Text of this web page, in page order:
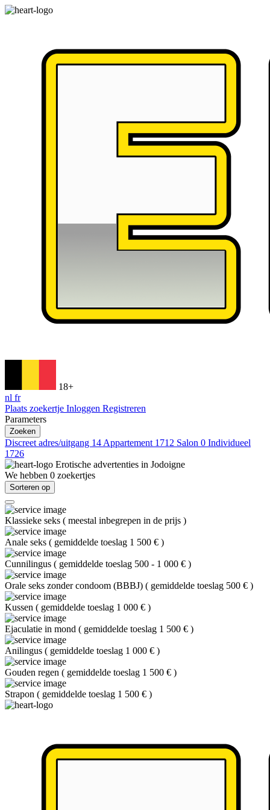
18+
nl fr
Plaats zoekertje Inloggen Registreren
Parameters
Zoeken
Discreet adres/uitgang 14 Appartement 1712 Salon 0 Individueel
1726
Erotische advertenties in Jodoigne
We hebben 0 zoekertjes
Sorteren op
Klassieke seks ( meestal inbegrepen in de prijs )
Anale seks ( gemiddelde toeslag 1 500 € )
Cunnilingus ( gemiddelde toeslag 500 - 1 000 € )
Orale seks zonder condoom (BBBJ) ( gemiddelde toeslag 500 € )
Kussen ( gemiddelde toeslag 1 000 € )
Ejaculatie in mond ( gemiddelde toeslag 1 500 € )
Anilingus ( gemiddelde toeslag 1 000 € )
Gouden regen ( gemiddelde toeslag 1 500 € )
Strapon ( gemiddelde toeslag 1 500 € )